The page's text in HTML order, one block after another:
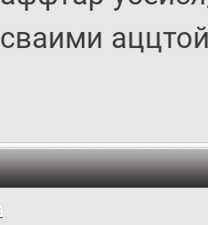
сваими